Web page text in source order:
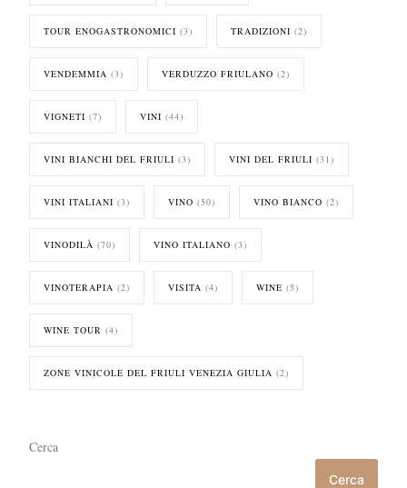
TOUR ENOGASTRONOMICI (3) TRADIZIONI (2)
VENDEMMIA (3) VERDUZZO FRIULANO (2)
VIGNETI (7) VINI (44)
VINI BIANCHI DEL FRIULI (3) VINI DEL FRIULI (31)
VINI ITALIANI (3) VINO (50) VINO BIANCO (2)
VINODILÀ (70) VINO ITALIANO (3)
VINOTERAPIA (2) VISITA (4) WINE (5)
WINE TOUR (4)
ZONE VINICOLE DEL FRIULI VENEZIA GIULIA (2)
Cerca
Cerca